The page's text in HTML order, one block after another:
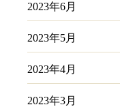
2023年6月
2023年5月
2023年4月
2023年3月